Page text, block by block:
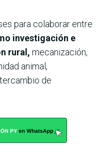
para colaborar entre
investigación e
rural, mecanización,
animal,
de